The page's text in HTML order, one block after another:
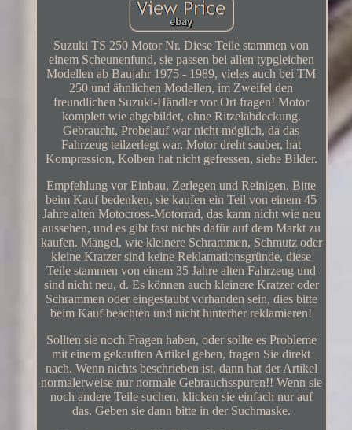
Suzuki TS 250 Motor Nr. Diese Teile stammen von
einem Scheunenfund, sie passen bei allen typgleichen
Modellen ab Baujahr 1975 - 1989, vieles auch bei TM
250 und ähnlichen Modellen, im Zweifel den
freundlichen Suzuki-Händler vor Ort fragen! Motor
komplett wie abgebildet, ohne Ritzelabdeckung.
Gebraucht, Probelauf war nicht möglich, da das
Fahrzeug teilzerlegt war, Motor dreht sauber, hat
Kompression, Kolben hat nicht gefressen, siehe Bilder.
Empfehlung vor Einbau, Zerlegen und Reinigen. Bitte
beim Kauf bedenken, sie kaufen ein Teil von einem 45
Jahre alten Motocross-Motorrad, das kann nicht wie neu
aussehen, und es gibt fast nichts dafür auf dem Markt zu
kaufen. Mängel, wie kleinere Schrammen, Schmutz oder
kleine Kratzer sind keine Reklamationsgründe, diese
Teile stammen von einem 35 Jahre alten Fahrzeug und
sind nicht neu, d. Es können auch kleinere Kratzer oder
Schrammen oder eingestaubt vorhanden sein, dies bitte
beim Kauf beachten und nicht hinterher reklamieren!
Sollten sie noch Fragen haben, oder sollte es Probleme
mit einem gekauften Artikel geben, fragen Sie direkt
nach. Wenn nichts beschrieben ist, dann hat der Artikel
normalerweise nur normale Gebrauchsspuren!! Wenn sie
noch andere Teile suchen, klicken sie einfach nur auf
das. Geben sie dann bitte in der Suchmaske.